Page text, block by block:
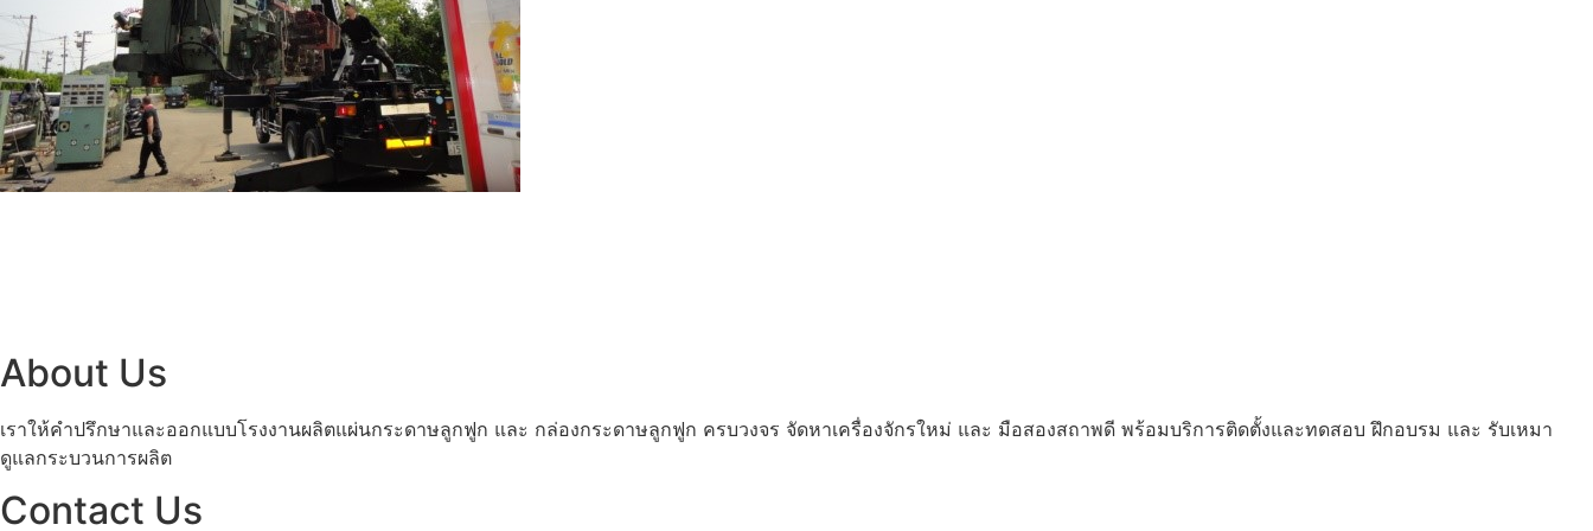
About Us
เราให้คำปรึกษาและออกแบบโรงงานผลิตแผ่นกระดาษลูกฟูก และ กล่องกระดาษลูกฟูก ครบวงจร จัดหาเครื่องจักรใหม่ และ มือสองสถาพดี พร้อมบริการติดตั้งและทดสอบ ฝึกอบรม และ รับเหมา
ดูแลกระบวนการผลิต
Contact Us